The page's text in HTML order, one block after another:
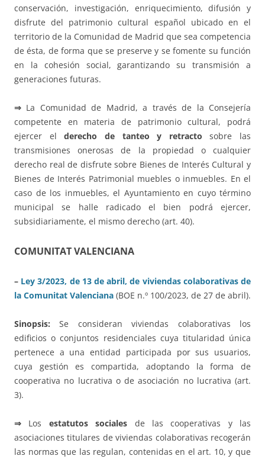
conservación, investigación, enriquecimiento, difusión y
disfrute del patrimonio cultural español ubicado en el
territorio de la Comunidad de Madrid que sea competencia
de ésta, de forma que se preserve y se fomente su función
en la cohesión social, garantizando su transmisión a
generaciones futuras.
⇒ La Comunidad de Madrid, a través de la Consejería
competente en materia de patrimonio cultural, podrá
ejercer elderecho de tanteo y retracto sobre las
transmisiones onerosas de la propiedad o cualquier
derecho real de disfrute sobre Bienes de Interés Cultural y
Bienes de Interés Patrimonial muebles o inmuebles. En el
caso de los inmuebles, el Ayuntamiento en cuyo término
municipal se halle radicado el bien podrá ejercer,
subsidiariamente, el mismo derecho (art. 40).
COMUNITAT VALENCIANA
– Ley 3/2023, de 13 de abril, de viviendas colaborativas de
la Comunitat Valenciana (BOE n.º 100/2023, de 27 de abril).
Sinopsis: Se consideran viviendas colaborativas los
edificios o conjuntos residenciales cuya titularidad única
pertenece a una entidad participada por sus usuarios,
cuya gestión es compartida, adoptando la forma de
cooperativa no lucrativa o de asociación no lucrativa (art.
3).
⇒ Los estatutos sociales de las cooperativas y las
asociaciones titulares de viviendas colaborativas recogerán
las normas que las regulan, contenidas en el art. 10, y que